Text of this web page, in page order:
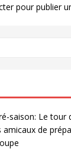
pour publier
saison: Le tour
amicaux de